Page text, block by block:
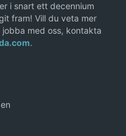
i snart ett decennium
fram! Vill du veta mer
med oss, kontakta
.